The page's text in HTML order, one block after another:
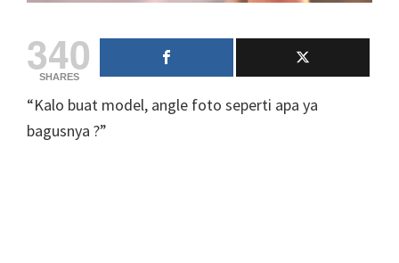
340
SHARES
“Kalo buat model, angle foto seperti apa ya
bagusnya ?”